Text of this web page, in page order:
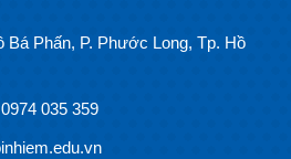
Phấn, P. Phước Long, Tp. Hồ
035 359